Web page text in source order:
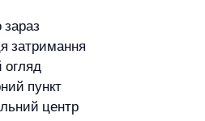
затримання
пункт
центр